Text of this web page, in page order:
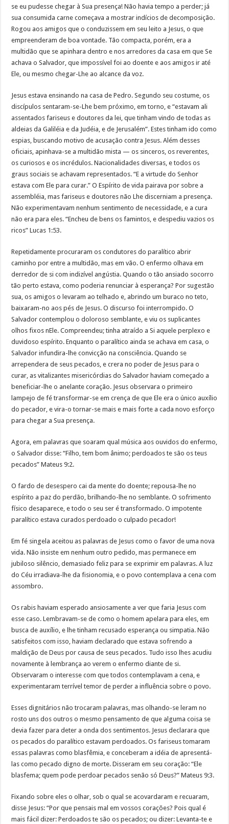
se eu pudesse chegar à Sua presença! Não havia tempo a perder; já
sua consumida carne começava a mostrar indícios de decomposição.
Rogou aos amigos que o conduzissem em seu leito a Jesus, o que
empreenderam de boa vontade. Tão compacta, porém, era a
multidão que se apinhara dentro e nos arredores da casa em que Se
achava o Salvador, que impossível foi ao doente e aos amigos ir até
Ele, ou mesmo chegar-Lhe ao alcance da voz.
Jesus estava ensinando na casa de Pedro. Segundo seu costume, os
discípulos sentaram-se-Lhe bem próximo, em torno, e “estavam ali
assentados fariseus e doutores da lei, que tinham vindo de todas as
aldeias da Galiléia e da Judéia, e de Jerusalém”. Estes tinham ido como
espias, buscando motivo de acusação contra Jesus. Além desses
oficiais, apinhava-se a multidão mista — os sinceros, os reverentes,
os curiosos e os incrédulos. Nacionalidades diversas, e todos os
graus sociais se achavam representados. “E a virtude do Senhor
estava com Ele para curar.” O Espírito de vida pairava por sobre a
assembléia, mas fariseus e doutores não Lhe discerniam a presença.
Não experimentavam nenhum sentimento de necessidade, e a cura
não era para eles. “Encheu de bens os famintos, e despediu vazios os
ricos” Lucas 1:53.
Repetidamente procuraram os condutores do paralítico abrir
caminho por entre a multidão, mas em vão. O enfermo olhava em
derredor de si com indizível angústia. Quando o tão ansiado socorro
tão perto estava, como poderia renunciar à esperança? Por sugestão
sua, os amigos o levaram ao telhado e, abrindo um buraco no teto,
baixaram-no aos pés de Jesus. O discurso foi interrompido. O
Salvador contemplou o doloroso semblante, e viu os suplicantes
olhos fixos nEle. Compreendeu; tinha atraído a Si aquele perplexo e
duvidoso espírito. Enquanto o paralítico ainda se achava em casa, o
Salvador infundira-lhe convicção na consciência. Quando se
arrependera de seus pecados, e crera no poder de Jesus para o
curar, as vitalizantes misericórdias do Salvador haviam começado a
beneficiar-lhe o anelante coração. Jesus observara o primeiro
lampejo de fé transformar-se em crença de que Ele era o único auxílio
do pecador, e vira-o tornar-se mais e mais forte a cada novo esforço
para chegar a Sua presença.
Agora, em palavras que soaram qual música aos ouvidos do enfermo,
o Salvador disse: “Filho, tem bom ânimo; perdoados te são os teus
pecados” Mateus 9:2.
O fardo de desespero cai da mente do doente; repousa-lhe no
espírito a paz do perdão, brilhando-lhe no semblante. O sofrimento
físico desaparece, e todo o seu ser é transformado. O impotente
paralítico estava curados perdoado o culpado pecador!
Em fé singela aceitou as palavras de Jesus como o favor de uma nova
vida. Não insiste em nenhum outro pedido, mas permanece em
jubiloso silêncio, demasiado feliz para se exprimir em palavras. A luz
do Céu irradiava-lhe da fisionomia, e o povo contemplava a cena com
assombro.
Os rabis haviam esperado ansiosamente a ver que faria Jesus com
esse caso. Lembravam-se de como o homem apelara para eles, em
busca de auxílio, e lhe tinham recusado esperança ou simpatia. Não
satisfeitos com isso, haviam declarado que estava sofrendo a
maldição de Deus por causa de seus pecados. Tudo isso lhes acudiu
novamente à lembrança ao verem o enfermo diante de si.
Observaram o interesse com que todos contemplavam a cena, e
experimentaram terrível temor de perder a influência sobre o povo.
Esses dignitários não trocaram palavras, mas olhando-se leram no
rosto uns dos outros o mesmo pensamento de que alguma coisa se
devia fazer para deter a onda dos sentimentos. Jesus declarara que
os pecados do paralítico estavam perdoados. Os fariseus tomaram
essas palavras como blasfêmia, e conceberam a idéia de apresentá-
las como pecado digno de morte. Disseram em seu coração: “Ele
blasfema; quem pode perdoar pecados senão só Deus?” Mateus 9:3.
Fixando sobre eles o olhar, sob o qual se acovardaram e recuaram,
disse Jesus: “Por que pensais mal em vossos corações? Pois qual é
mais fácil dizer: Perdoados te são os pecados; ou dizer: Levanta-te e